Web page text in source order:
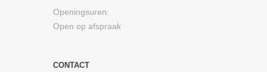
Openingsuren:
Open op afspraak
CONTACT